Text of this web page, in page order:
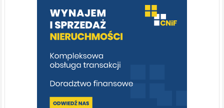
poznać
[fotorelacja]